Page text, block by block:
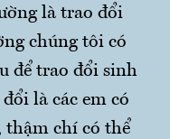
là trao đổi
chúng tôi có
để trao đổi sinh
là các em có
thậm chí có thể